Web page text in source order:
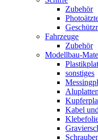
Zubehör
Fahrzeuge
Zubehör
Modellbau-
sonstiges
Kabel